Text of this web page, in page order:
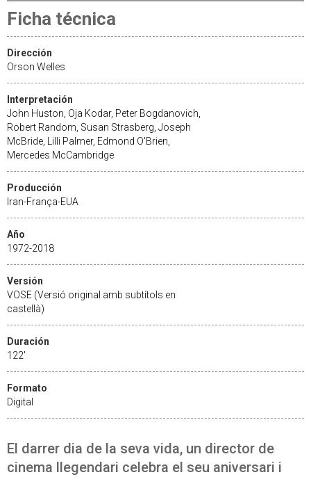
Ficha técnica
Dirección
Orson Welles
Interpretación
John Huston, Oja Kodar, Peter Bogdanovich,
Robert Random, Susan Strasberg, Joseph
McBride, Lilli Palmer, Edmond O'Brien,
Mercedes McCambridge
Producción
Iran-França-EUA
Año
1972-2018
Versión
VOSE (Versió original amb subtítols en
castellà)
Duración
122'
Formato
Digital
El darrer dia de la seva vida, un director de
cinema llegendari celebra el seu aniversari i